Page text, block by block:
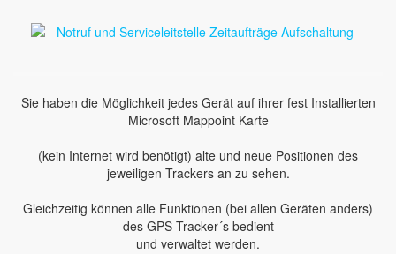
Sie haben die Möglichkeit jedes Gerät auf ihrer fest Installierten
Microsoft Mappoint Karte
(kein Internet wird benötigt) alte und neue Positionen des
jeweiligen Trackers an zu sehen.
Gleichzeitig können alle Funktionen (bei allen Geräten anders)
des GPS Tracker´s bedient
und verwaltet werden.